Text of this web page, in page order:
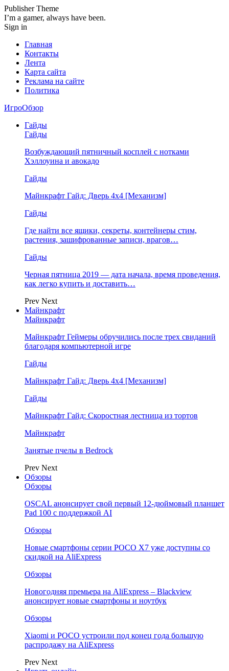
Publisher Theme
I’m a gamer, always have been.
Sign in
Главная
Контакты
Лента
Карта сайта
Реклама на сайте
Политика
ИгроОбзор
Гайды
Гайды
Возбуждающий пятничный косплей с нотками
Хэллоуина и авокадо
Гайды
Майнкрафт Гайд: Дверь 4х4 [Механизм]
Гайды
Где найти все ящики, секреты, контейнеры стим,
растения, зашифрованные записи, врагов…
Гайды
Черная пятница 2019 — дата начала, время проведения,
как легко купить и доставить…
Prev Next
Майнкрафт
Майнкрафт
Майнкрафт Геймеры обручились после трех свиданий
благодаря компьютерной игре
Гайды
Майнкрафт Гайд: Дверь 4х4 [Механизм]
Гайды
Майнкрафт Гайд: Скоростная лестница из тортов
Майнкрафт
Занятые пчелы в Bedrock
Prev Next
Обзоры
Обзоры
OSCAL анонсирует свой первый 12-дюймовый планшет
Pad 100 с поддержкой AI
Обзоры
Новые смартфоны серии POCO X7 уже доступны со
скидкой на AliExpress
Обзоры
Новогодняя премьера на AliExpress – Blackview
анонсирует новые смартфоны и ноутбук
Обзоры
Xiaomi и POCO устроили под конец года большую
распродажу на AliExpress
Prev Next